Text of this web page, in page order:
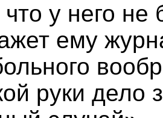
у него
ему
руки